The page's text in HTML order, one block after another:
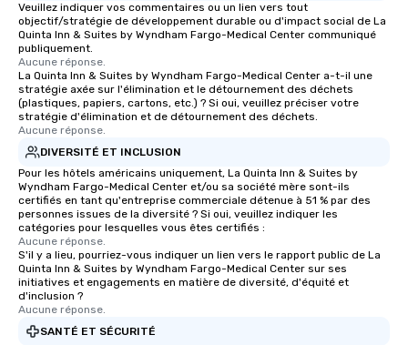
Veuillez indiquer vos commentaires ou un lien vers tout
objectif/stratégie de développement durable ou d'impact social de La
Quinta Inn & Suites by Wyndham Fargo-Medical Center communiqué
publiquement.
Aucune réponse.
La Quinta Inn & Suites by Wyndham Fargo-Medical Center a-t-il une
stratégie axée sur l'élimination et le détournement des déchets
(plastiques, papiers, cartons, etc.) ? Si oui, veuillez préciser votre
stratégie d'élimination et de détournement des déchets.
Aucune réponse.
DIVERSITÉ ET INCLUSION
Pour les hôtels américains uniquement, La Quinta Inn & Suites by
Wyndham Fargo-Medical Center et/ou sa société mère sont-ils
certifiés en tant qu'entreprise commerciale détenue à 51 % par des
personnes issues de la diversité ? Si oui, veuillez indiquer les
catégories pour lesquelles vous êtes certifiés :
Aucune réponse.
S'il y a lieu, pourriez-vous indiquer un lien vers le rapport public de La
Quinta Inn & Suites by Wyndham Fargo-Medical Center sur ses
initiatives et engagements en matière de diversité, d'équité et
d'inclusion ?
Aucune réponse.
SANTÉ ET SÉCURITÉ